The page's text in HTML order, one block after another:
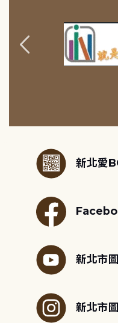
新北愛
新北市
新北市